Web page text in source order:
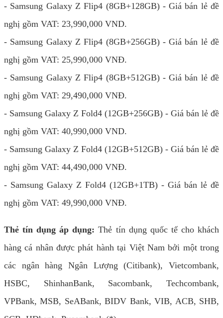
- Samsung Galaxy Z Flip4 (8GB+128GB) - Giá bán lẻ đề
nghị gồm VAT: 23,990,000 VND.
- Samsung Galaxy Z Flip4 (8GB+256GB) - Giá bán lẻ đề
nghị gồm VAT: 25,990,000 VNĐ.
- Samsung Galaxy Z Flip4 (8GB+512GB) - Giá bán lẻ đề
nghị gồm VAT: 29,490,000 VNĐ.
- Samsung Galaxy Z Fold4 (12GB+256GB) - Giá bán lẻ đề
nghị gồm VAT: 40,990,000 VND.
- Samsung Galaxy Z Fold4 (12GB+512GB) - Giá bán lẻ đề
nghị gồm VAT: 44,490,000 VNĐ.
- Samsung Galaxy Z Fold4 (12GB+1TB) - Giá bán lẻ đề
nghị gồm VAT: 49,990,000 VNĐ.
Thẻ tín dụng áp dụng: Thẻ tín dụng quốc tế cho khách
hàng cá nhân được phát hành tại Việt Nam bởi một trong
các ngân hàng Ngân Lượng (Citibank), Vietcombank,
HSBC, ShinhanBank, Sacombank, Techcombank,
VPBank, MSB, SeABank, BIDV Bank, VIB, ACB, SHB,